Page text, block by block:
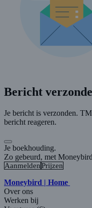
Bericht
Je bericht is verzonden.
bericht reageren.